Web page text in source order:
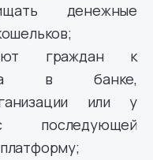
денежные
граждан к
в банке,
или у
последующей